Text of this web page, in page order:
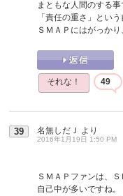
まともな人間のする事
「責任の重さ」とい
ＳＭＡＰにはがっかり
それな！ 49
39 名無しだＪ より
2016年1月19日 1:50 PM
ＳＭＡＰファンは、
自己中が多いですね。